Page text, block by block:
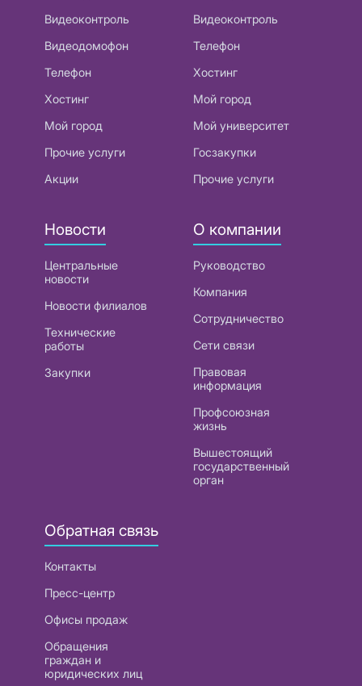
Видеоконтроль
Видеодомофон
Телефон
Хостинг
Мой город
Прочие услуги
Акции
Видеоконтроль
Телефон
Хостинг
Мой город
Мой университет
Госзакупки
Прочие услуги
Новости
Центральные
новости
Новости филиалов
Технические
работы
Закупки
О компании
Руководство
Компания
Сотрудничество
Сети связи
Правовая
информация
Профсоюзная
жизнь
Вышестоящий
государственный
орган
Обратная связь
Контакты
Пресс-центр
Офисы продаж
Обращения
граждан и
юридических лиц